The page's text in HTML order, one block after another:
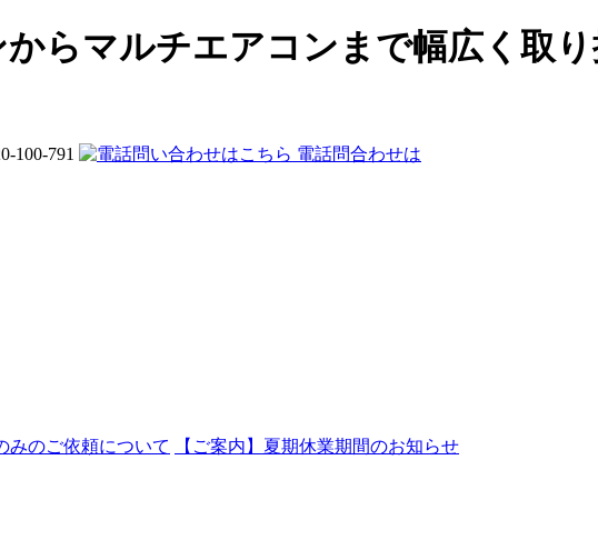
らマルチエアコンまで幅広く取
電話問合わせは
みのご依頼について 【ご案内】夏期休業期間のお知らせ